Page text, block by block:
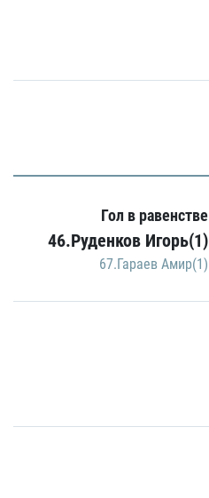
Гол в равенстве
46.Руденков Игорь(1)
67.Гараев Амир(1)